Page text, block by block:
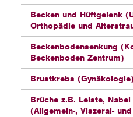
Becken und Hüftgelenk
Orthopädie und
Beckenbodensenkung
Beckenboden Zentrum)
Brustkrebs (Gynäkologie)
Brüche z.B. Leiste,
(Allgemein-, Viszeral-